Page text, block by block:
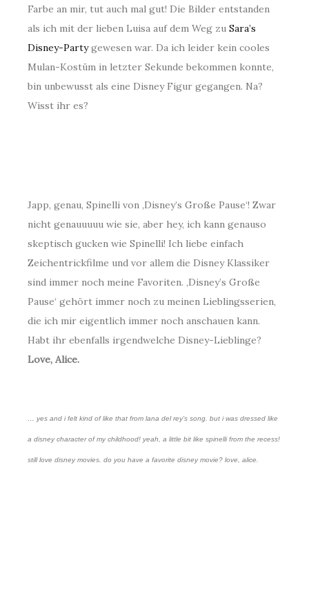
Farbe an mir, tut auch mal gut! Die Bilder entstanden
als ich mit der lieben Luisa auf dem Weg zu Sara’s
Disney-Partygewesen war. Da ich leider kein cooles
Mulan-Kostüm in letzter Sekunde bekommen konnte,
bin unbewusst als eine Disney Figur gegangen. Na?
Wisst ihr es?
Japp, genau, Spinelli von ‚Disney’s Große Pause‘! Zwar
nicht genauuuuu wie sie, aber hey, ich kann genauso
skeptisch gucken wie Spinelli! Ich liebe einfach
Zeichentrickfilme und vor allem die Disney Klassiker
sind immer noch meine Favoriten. ‚Disney’s Große
Pause‘ gehört immer noch zu meinen Lieblingsserien,
die ich mir eigentlich immer noch anschauen kann.
Habt ihr ebenfalls irgendwelche Disney-Lieblinge?
Love, Alice.
… yes and i felt kind of like that from lana del rey’s song. but i was dressed like
a disney character of my childhood! yeah, a little bit like spinelli from the recess!
still love disney movies. do you have a favorite disney movie? love, alice.